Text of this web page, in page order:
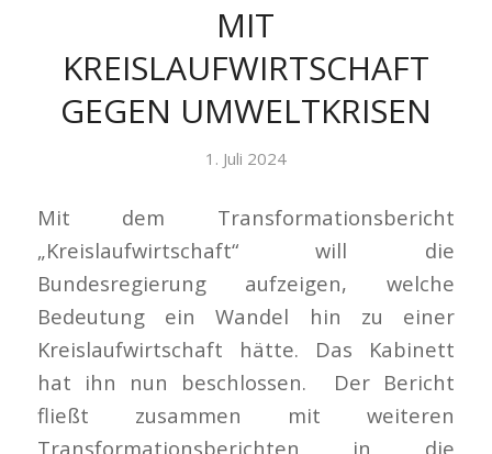
MIT
KREISLAUFWIRTSCHAFT
GEGEN UMWELTKRISEN
1. Juli 2024
Mit dem Transformationsbericht
„Kreislaufwirtschaft“ will die
Bundesregierung aufzeigen, welche
Bedeutung ein Wandel hin zu einer
Kreislaufwirtschaft hätte. Das Kabinett
hat ihn nun beschlossen. Der Bericht
fließt zusammen mit weiteren
Transformationsberichten in die